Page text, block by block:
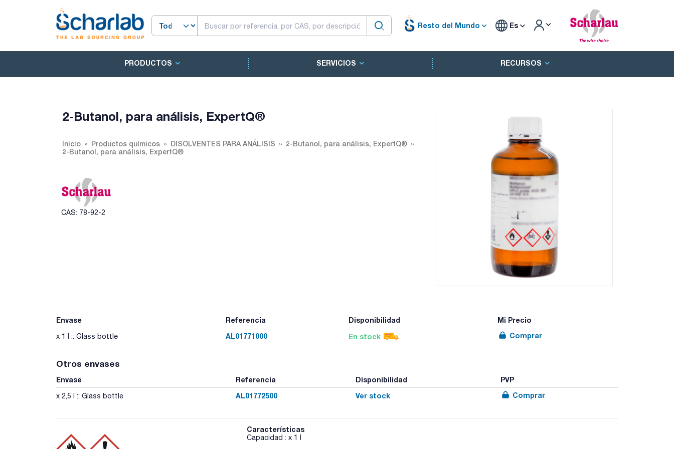
Resto del Mundo Es
PRODUCTOS SERVICIOS RECURSOS
2-Butanol, para análisis, ExpertQ®
Inicio Productos químicos DISOLVENTES PARA ANÁLISIS
2-Butanol, para análisis, ExpertQ®
2-Butanol, para análisis, ExpertQ®
CAS: 78-92-2
Envase Referencia Disponibilidad Mi Precio
x 1 l :: Glass bottle AL01771000 En stock Comprar
Otros envases
Envase Referencia Disponibilidad PVP
x 2,5 l :: Glass bottle AL01772500 Ver stock Comprar
Características
Capacidad : x 1 l